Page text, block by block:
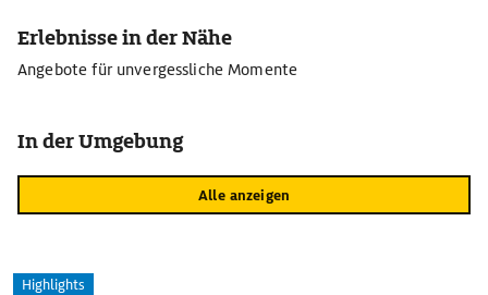
Erlebnisse in der Nähe
Angebote für unvergessliche Momente
In der Umgebung
Alle anzeigen
Highlights